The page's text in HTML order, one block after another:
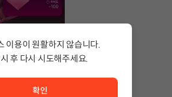
이용이 원활하지 않습니다.
후 다시 시도해주세요.
확인